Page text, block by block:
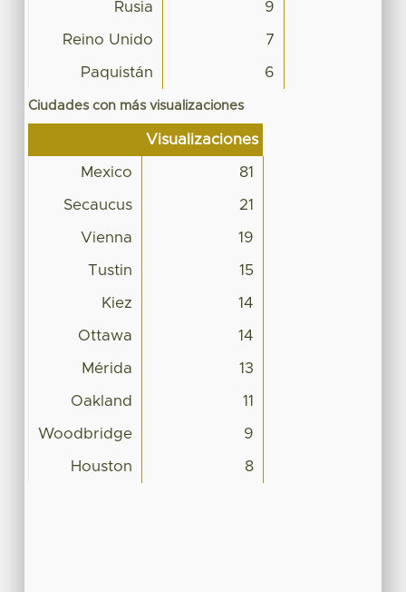
Rusia 9
Reino Unido 7
Paquistán 6
Ciudades con más visualizaciones
Visualizaciones
Mexico 81
Secaucus 21
Vienna 19
Tustin 15
Kiez 14
Ottawa 14
Mérida 13
Oakland 11
Woodbridge 9
Houston 8